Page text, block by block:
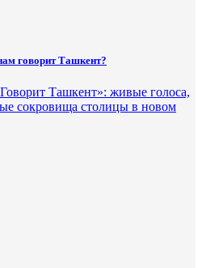
говорит Ташкент?
Ташкент»: живые голоса,
сокровища столицы в новом